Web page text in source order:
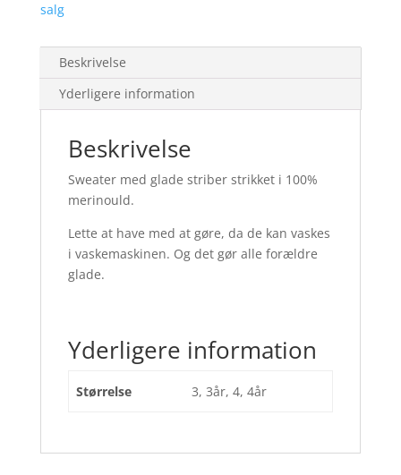
salg
Beskrivelse
Yderligere information
Beskrivelse
Sweater med glade striber strikket i 100%
merinould.
Lette at have med at gøre, da de kan vaskes
i vaskemaskinen. Og det gør alle forældre
glade.
Yderligere information
Størrelse 3, 3år, 4, 4år